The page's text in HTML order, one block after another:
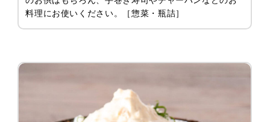
料理にお使いください。［惣菜・瓶詰］